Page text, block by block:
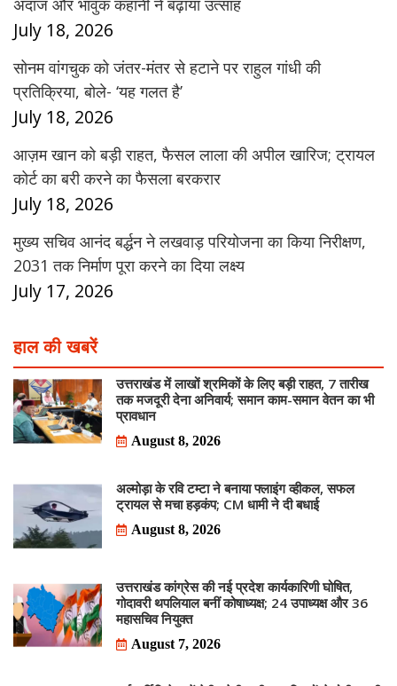
अंदाज और भावुक कहानी ने बढ़ाया उत्साह
July 18, 2026
सोनम वांगचुक को जंतर-मंतर से हटाने पर राहुल गांधी की
प्रतिक्रिया, बोले- ‘यह गलत है’
July 18, 2026
आज़म खान को बड़ी राहत, फैसल लाला की अपील खारिज; ट्रायल
कोर्ट का बरी करने का फैसला बरकरार
July 18, 2026
मुख्य सचिव आनंद बर्द्धन ने लखवाड़ परियोजना का किया निरीक्षण,
2031 तक निर्माण पूरा करने का दिया लक्ष्य
July 17, 2026
हाल की खबरें
उत्तराखंड में लाखों श्रमिकों के लिए बड़ी राहत, 7 तारीख
तक मजदूरी देना अनिवार्य; समान काम-समान वेतन का भी
प्रावधान
August 8, 2026
अल्मोड़ा के रवि टम्टा ने बनाया फ्लाइंग व्हीकल, सफल
ट्रायल से मचा हड़कंप; CM धामी ने दी बधाई
August 8, 2026
उत्तराखंड कांग्रेस की नई प्रदेश कार्यकारिणी घोषित,
गोदावरी थपलियाल बनीं कोषाध्यक्ष; 24 उपाध्यक्ष और 36
महासचिव नियुक्त
August 7, 2026